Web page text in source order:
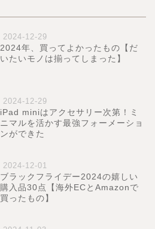
2024-12-29
2024年、買ってよかったもの【だ
いたいモノは揃ってしまった】
2024-12-29
iPad miniはアクセサリー次第！ミ
ニマルを活かす最強フォーメーショ
ンができた
2024-12-01
ブラックフライデー2024の嬉しい
購入品30点【海外ECとAmazonで
買ったもの】